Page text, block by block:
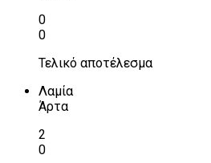
0
0
Τελικό αποτέλεσμα
Λαμία
Άρτα
2
0